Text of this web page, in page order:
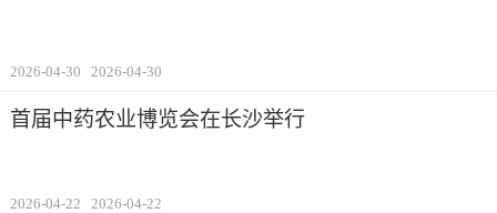
2026-04-30 2026-04-30
首届中药农业博览会在长沙举行
2026-04-22 2026-04-22